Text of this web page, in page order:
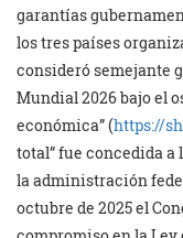
garantías
los tres países
consideró semejante
Mundial 2026 bajo el
económica” (https://
total” fue concedida a
la administración
octubre de 2025 el